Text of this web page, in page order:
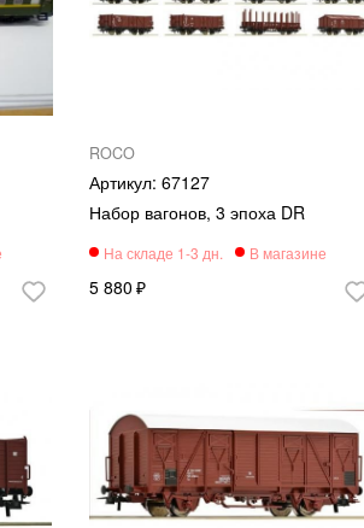
ROCO
67127
Набор вагонов, 3 эпоха DR
5 880